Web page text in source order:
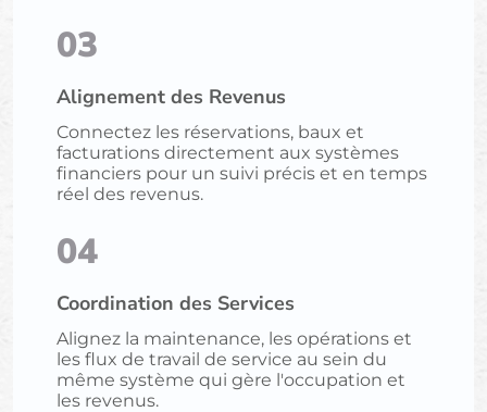
03
Alignement des Revenus
Connectez les réservations, baux et
facturations directement aux systèmes
financiers pour un suivi précis et en temps
réel des revenus.
04
Coordination des Services
Alignez la maintenance, les opérations et
les flux de travail de service au sein du
même système qui gère l'occupation et
les revenus.